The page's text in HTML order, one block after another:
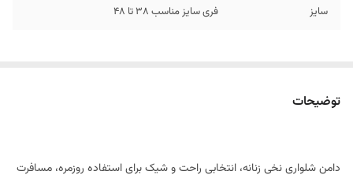
سایز فری سایز مناسب 38 تا 48
توضیحات
دامن شلواری نخی زنانه، انتخابی راحت و شیک برای استفاده روزمره، مسافرت